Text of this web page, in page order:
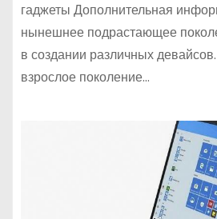
гаджеты Дополнительная
нынешнее подрастающее
в создании различных
взрослое поколение…